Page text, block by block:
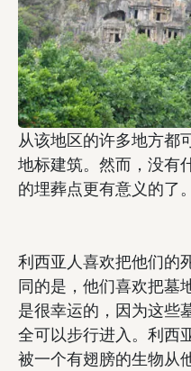
从该地区的许多地方都
地标建筑。然而，没有
的埋葬点更有意义的了。
利西亚人喜欢把他们的
同的是，他们喜欢把墓
是很幸运的，因为这些
全可以步行进入。利西
被一个有翅膀的生物从